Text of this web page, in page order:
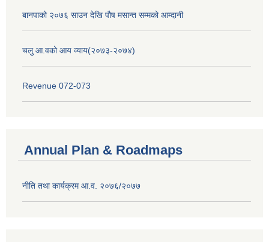
बानपाको २०७६ साउन देखि पौष मसान्त सम्मको आम्दानी
चलु आ.वको आय व्याय(२०७३-२०७४)
Revenue 072-073
Annual Plan & Roadmaps
नीति तथा कार्यक्रम आ.व. २०७६/२०७७